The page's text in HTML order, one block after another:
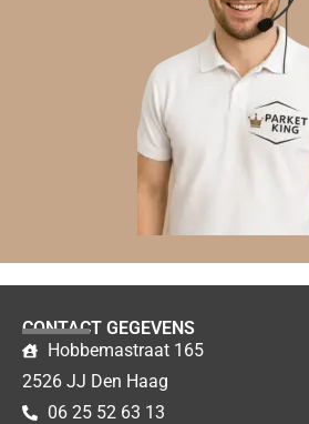
CONTACT GEGEVENS
Hobbemastraat 165
2526 JJ Den Haag
06 25 52 63 13